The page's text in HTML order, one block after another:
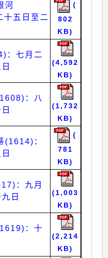
河
五日至二
(
802
KB)
：七月二
(4,592
KB)
：八
(1,732
KB)
(1614)：
(
781
KB)
：九月
日
(1,003
KB)
：十
(2,214
KB)